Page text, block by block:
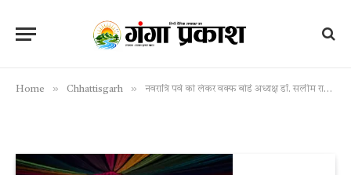
Home » Chhattisgarh » नवरात्रि पर्व को लेकर वक्फ बोर्ड अध्यक्ष डॉ. सलीम राज की मुस्लिम युवाओं से अपील